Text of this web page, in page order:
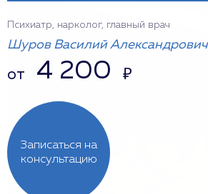
Записаться на
консультацию
Психиатр, нарколог, главный врач
Шуров Василий Александрович
от 4 200 ₽